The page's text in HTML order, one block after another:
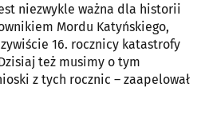
niezwykle ważna dla historii
Mordu Katyńskiego,
16. rocznicy katastrofy
też musimy o tym
z tych rocznic – zaapelował